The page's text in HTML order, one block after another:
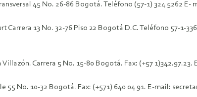
45 No. 26-86 Bogotá. Teléfono (57-1) 324 5262
13 No. 32-76 Piso 22 Bogotá D.C. Teléfono 57-1-
Carrera 5 No. 15-80 Bogotá. Fax: (+57
55 No. 10-32 Bogotá. Fax: (+571) 640 04 91. E-mail: